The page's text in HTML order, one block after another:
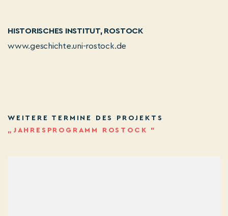
HISTORISCHES INSTITUT, ROSTOCK
www.geschichte.uni-rostock.de
WEITERE TERMINE DES PROJEKTS
„JAHRESPROGRAMM ROSTOCK ”